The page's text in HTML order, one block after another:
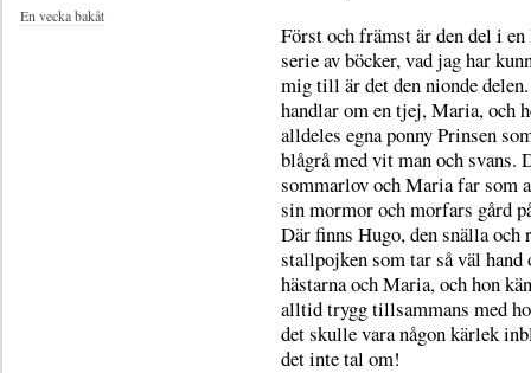
Först och främst är den del i en
serie av böcker, vad jag har
mig till är det den nionde
handlar om en tjej, Maria, och
alldeles egna ponny Prinsen
blågrå med vit man och svans.
sommarlov och Maria far
sin mormor och morfars gård
Där finns Hugo, den snälla och
stallpojken som tar så väl hand
hästarna och Maria, och hon
alltid trygg tillsammans med
det skulle vara någon kärlek
det inte tal om!
En vecka bakåt